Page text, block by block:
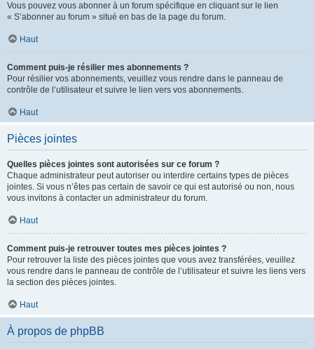
Vous pouvez vous abonner à un forum spécifique en cliquant sur le lien
« S’abonner au forum » situé en bas de la page du forum.
Haut
Comment puis-je résilier mes abonnements ?
Pour résilier vos abonnements, veuillez vous rendre dans le panneau de
contrôle de l’utilisateur et suivre le lien vers vos abonnements.
Haut
Pièces jointes
Quelles pièces jointes sont autorisées sur ce forum ?
Chaque administrateur peut autoriser ou interdire certains types de pièces
jointes. Si vous n’êtes pas certain de savoir ce qui est autorisé ou non, nous
vous invitons à contacter un administrateur du forum.
Haut
Comment puis-je retrouver toutes mes pièces jointes ?
Pour retrouver la liste des pièces jointes que vous avez transférées, veuillez
vous rendre dans le panneau de contrôle de l’utilisateur et suivre les liens vers
la section des pièces jointes.
Haut
À propos de phpBB